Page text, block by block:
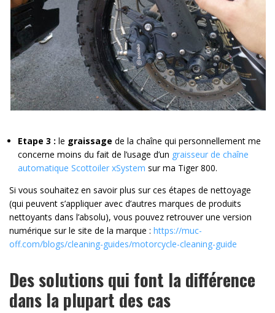
Etape 3 : le graissage de la chaîne qui personnellement me
concerne moins du fait de l’usage d’un graisseur de chaîne
automatique Scottoiler xSystem sur ma Tiger 800.
Si vous souhaitez en savoir plus sur ces étapes de nettoyage
(qui peuvent s’appliquer avec d’autres marques de produits
nettoyants dans l’absolu), vous pouvez retrouver une version
numérique sur le site de la marque : https://muc-
off.com/blogs/cleaning-guides/motorcycle-cleaning-guide
Des solutions qui font la différence
dans la plupart des cas